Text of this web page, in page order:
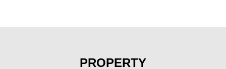
PROPERTY